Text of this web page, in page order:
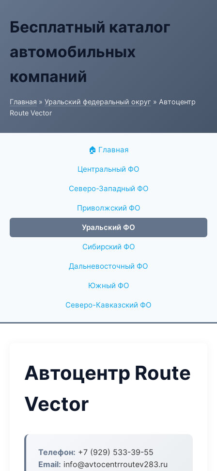
Бесплатный каталог
автомобильных
компаний
Главная » Уральский федеральный округ » Автоцентр
Route Vector
🏠 Главная
Центральный ФО
Северо-Западный ФО
Приволжский ФО
Уральский ФО
Сибирский ФО
Дальневосточный ФО
Южный ФО
Северо-Кавказский ФО
Автоцентр Route
Vector
Телефон: +7 (929) 533-39-55
Email: info@avtocentrroutev283.ru